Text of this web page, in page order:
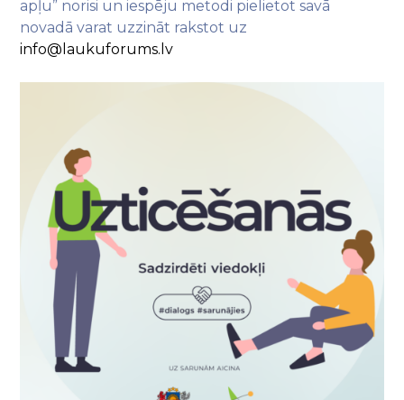
apļu” norisi un iespēju metodi pielietot savā
novadā varat uzzināt rakstot uz
info@laukuforums.lv